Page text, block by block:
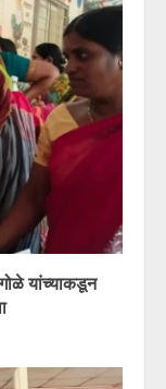
यांच्याकडून